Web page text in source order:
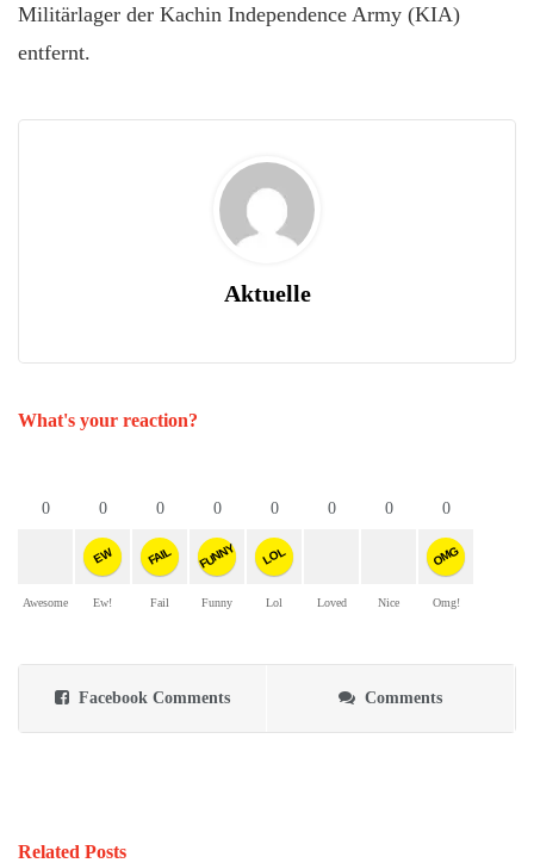
Militärlager der Kachin Independence Army (KIA)
entfernt.
Aktuelle
What's your reaction?
0
Awesome
0
EW
Ew!
0
FAIL
Fail
0
FUNNY
Funny
0
LOL
Lol
0
Loved
0
Nice
0
OMG
Omg!
Facebook Comments Comments
Related Posts